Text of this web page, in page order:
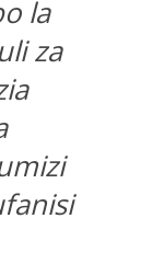
la
za